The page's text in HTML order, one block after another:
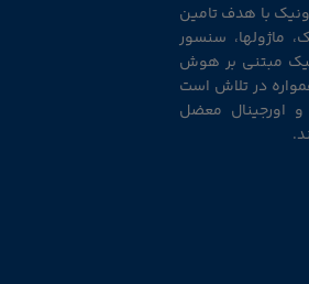
با هدف تامین
ماژولها، سنسور
مبتنی بر هوش
در تلاش است
اورجینال معضل